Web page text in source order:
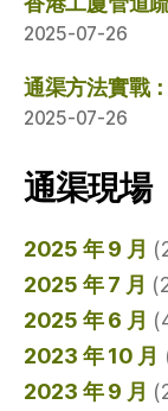
2025-07-26
通渠方法實戰
2025-07-26
通渠現場
2025 年 9 月
2025 年 7 月
2025 年 6 月
2023 年 10 月
2023 年 9 月